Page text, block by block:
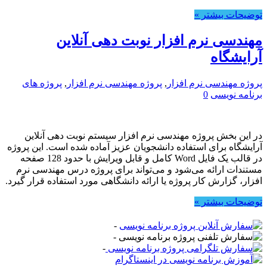
توضیحات بیشتر »
مهندسی نرم افزار نوبت دهی آنلاین
آرایشگاه
پروژه مهندسی نرم افزار , پروژه مهندسی نرم افزار , پروژه های
برنامه نویسی 0
در این بخش پروژه مهندسی نرم افزار سیستم نوبت دهی آنلاین
آرایشگاه برای استفاده دانشجویان عزیز آماده شده است. این پروژه
در قالب یک فایل Word کامل و قابل ویرایش با حدود 128 صفحه
مستندات ارائه می‌شود و می‌تواند برای پروژه درس مهندسی نرم
افزار، گزارش کار پروژه یا ارائه دانشگاهی مورد استفاده قرار گیرد.
توضیحات بیشتر »
-
-
-